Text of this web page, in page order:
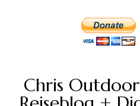
Chris